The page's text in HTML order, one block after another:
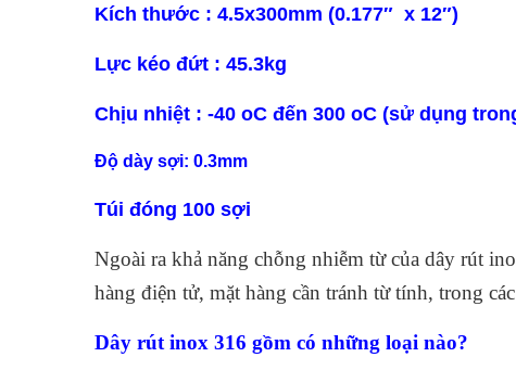
Kích thước : 4.5x300mm (0.177″ x 12″)
Lực kéo đứt : 45.3kg
Chịu nhiệt : -40 oC đến 300 oC (sử dụng
Độ dày sợi: 0.3mm
Túi đóng 100 sợi
Ngoài ra khả năng chỗng nhiễm từ của dây rút
hàng điện tử, mặt hàng cần tránh từ tính, trong
Dây rút inox 316 gồm có những loại nào?